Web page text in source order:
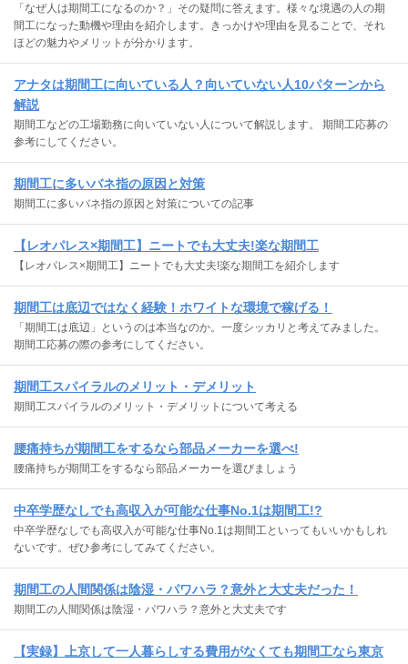
「なぜ人は期間工になるのか？」その疑問に答えます。様々な境遇の人の期
間工になった動機や理由を紹介します。きっかけや理由を見ることで、それ
ほどの魅力やメリットが分かります。
アナタは期間工に向いている人？向いていない人10パターンから
解説
期間工などの工場勤務に向いていない人について解説します。 期間工応募の
参考にしてください。
期間工に多いバネ指の原因と対策
期間工に多いバネ指の原因と対策についての記事
【レオパレス×期間工】ニートでも大丈夫!楽な期間工
【レオパレス×期間工】ニートでも大丈夫!楽な期間工を紹介します
期間工は底辺ではなく経験！ホワイトな環境で稼げる！
「期間工は底辺」というのは本当なのか。一度シッカリと考えてみました。
期間工応募の際の参考にしてください。
期間工スパイラルのメリット・デメリット
期間工スパイラルのメリット・デメリットについて考える
腰痛持ちが期間工をするなら部品メーカーを選べ!
腰痛持ちが期間工をするなら部品メーカーを選びましょう
中卒学歴なしでも高収入が可能な仕事No.1は期間工!?
中卒学歴なしでも高収入が可能な仕事No.1は期間工といってもいいかもしれ
ないです。ぜひ参考にしてみてください。
期間工の人間関係は陰湿・パワハラ？意外と大丈夫だった！
期間工の人間関係は陰湿・パワハラ？意外と大丈夫です
【実録】上京して一人暮らしする費用がなくても期間工なら東京